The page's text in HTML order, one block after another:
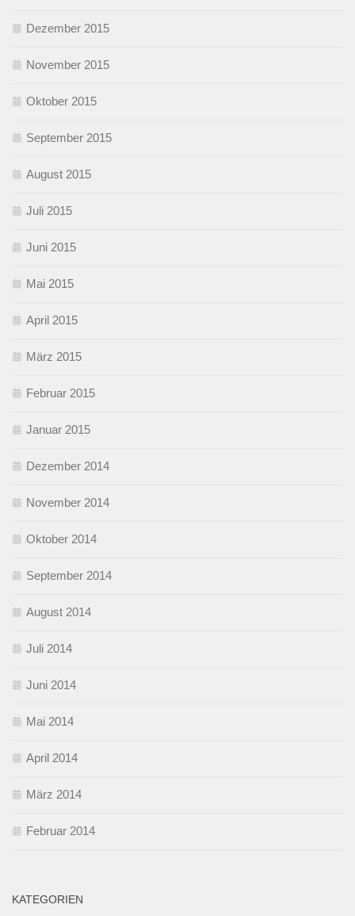
Dezember 2015
November 2015
Oktober 2015
September 2015
August 2015
Juli 2015
Juni 2015
Mai 2015
April 2015
März 2015
Februar 2015
Januar 2015
Dezember 2014
November 2014
Oktober 2014
September 2014
August 2014
Juli 2014
Juni 2014
Mai 2014
April 2014
März 2014
Februar 2014
KATEGORIEN